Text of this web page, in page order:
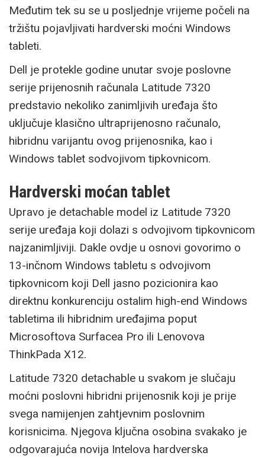
Međutim tek su se u posljednje vrijeme počeli na
tržištu pojavljivati hardverski moćni Windows
tableti.
Dell je protekle godine unutar svoje poslovne
serije prijenosnih računala Latitude 7320
predstavio nekoliko zanimljivih uređaja što
uključuje klasično ultraprijenosno računalo,
hibridnu varijantu ovog prijenosnika, kao i
Windows tablet sodvojivom tipkovnicom.
Hardverski moćan tablet
Upravo je detachable model iz Latitude 7320
serije uređaja koji dolazi s odvojivom tipkovnicom
najzanimljiviji. Dakle ovdje u osnovi govorimo o
13-inčnom Windows tabletu s odvojivom
tipkovnicom koji Dell jasno pozicionira kao
direktnu konkurenciju ostalim high-end Windows
tabletima ili hibridnim uređajima poput
Microsoftova Surfacea Pro ili Lenovova
ThinkPada X12.
Latitude 7320 detachable u svakom je slučaju
moćni poslovni hibridni prijenosnik koji je prije
svega namijenjen zahtjevnim poslovnim
korisnicima. Njegova ključna osobina svakako je
odgovarajuća novija Intelova hardverska